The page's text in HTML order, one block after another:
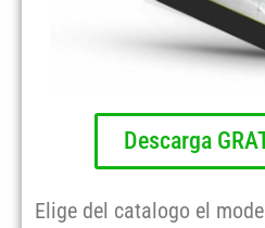
Descarga
Elige del catalogo el